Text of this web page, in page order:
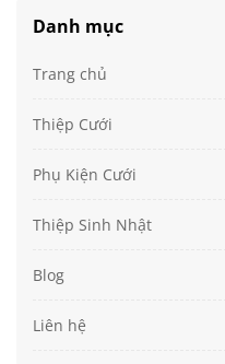
Danh mục
Trang chủ
Thiệp Cưới
Phụ Kiện Cưới
Thiệp Sinh Nhật
Blog
Liên hệ